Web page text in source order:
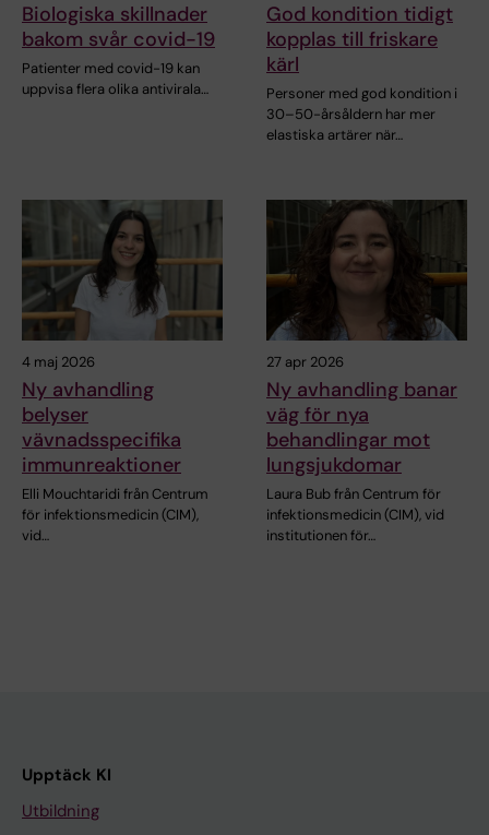
Biologiska skillnader
bakom svår covid-19
Patienter med covid-19 kan
uppvisa flera olika antivirala…
God kondition tidigt
kopplas till friskare
kärl
Personer med god kondition i
30–50-årsåldern har mer
elastiska artärer när…
4 maj 2026
Ny avhandling
belyser
vävnadsspecifika
immunreaktioner
Elli Mouchtaridi från Centrum
för infektionsmedicin (CIM),
vid…
27 apr 2026
Ny avhandling banar
väg för nya
behandlingar mot
lungsjukdomar
Laura Bub från Centrum för
infektionsmedicin (CIM), vid
institutionen för…
Upptäck KI
Utbildning